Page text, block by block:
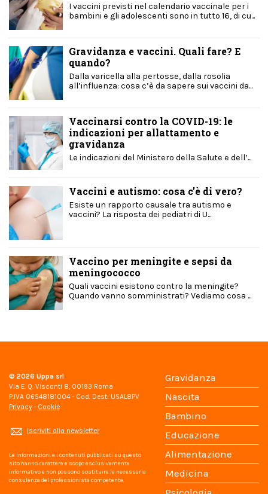
I vaccini previsti nel calendario vaccinale per i
bambini e gli adolescenti sono in tutto 16, di cu...
Gravidanza e vaccini. Quali fare? E
quando?
Dalla varicella alla pertosse, dalla rosolia
all’influenza: cosa c’è da sapere sui vaccini da...
Vaccinarsi contro la COVID-19: le
indicazioni per allattamento e
gravidanza
Le indicazioni del Ministero della Salute e dell’...
Vaccini e autismo: cosa c’è di vero?
Esiste un rapporto causale tra autismo e
vaccini? La risposta dei pediatri di U...
Vaccino per meningite e sepsi da
meningococco
Quali vaccini esistono contro la meningite?
Quando vanno somministrati? Vediamo cosa ...
© 2026 Uppa srl
Via E. Q. Visconti 8, 00193 Roma
P.IVA 06548181004 - Cod. Dest: USAL8PV
Privacy - Cookie
Iscriviti alla newsletter
Le informazioni e i contenuti pubblicati su questo
sito hanno carattere e scopo esclusivamente
informativo e non possono sostituire la necessaria
consulenza del professionista competente.
Gravidanza
Nascita
Bambino
Educazione
Alimentazione
Medicina